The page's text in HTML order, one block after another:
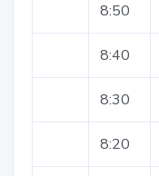
8:50
8:40
8:30
8:20